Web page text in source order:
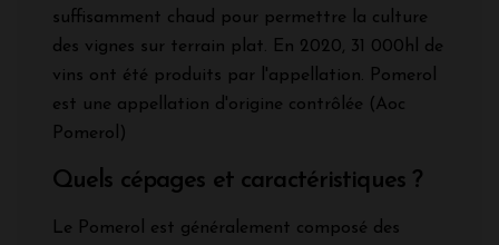
suffisamment chaud pour permettre la culture
des vignes sur terrain plat. En 2020, 31 000hl de
vins ont été produits par l'appellation. Pomerol
est une appellation d'origine contrôlée (Aoc
Pomerol)
Quels cépages et caractéristiques ?
Le Pomerol est généralement composé des